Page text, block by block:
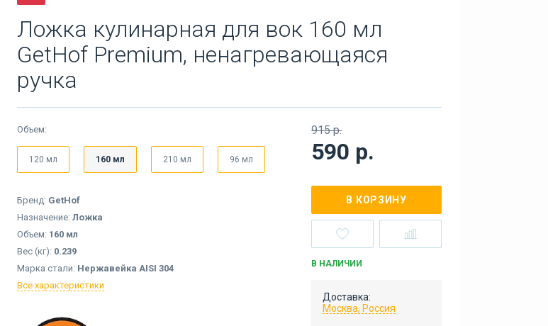
Ложка кулинарная для вок 160 мл
GetHof Premium, ненагревающаяся
ручка
Объем:
120 мл 160 мл 210 мл 96 мл
Бренд: GetHof
Назначение: Ложка
Объем: 160 мл
Вес (кг): 0.239
Марка стали: Нержавейка AISI 304
Все характеристики
590 р.
915 р.
В КОРЗИНУ
В НАЛИЧИИ
Доставка:
Москва, Россия